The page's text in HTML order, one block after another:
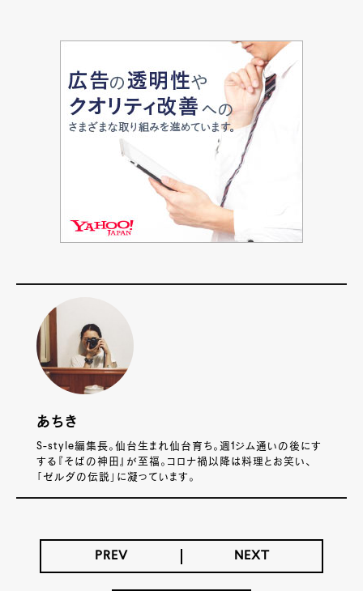
あちき
S-style編集長。仙台生まれ仙台育ち。週1ジム通いの後にす
する『そばの神田』が至福。コロナ禍以降は料理とお笑い、
「ゼルダの伝説」に凝っています。
PREV NEXT